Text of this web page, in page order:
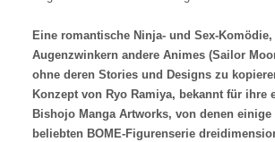
Eine romantische Ninja- und Sex-
Augenzwinkern andere Animes (Sailor
ohne deren Stories und Designs zu
Konzept von Ryo Ramiya, bekannt für ihre
Bishojo Manga Artworks, von denen
beliebten BOME-Figurenserie